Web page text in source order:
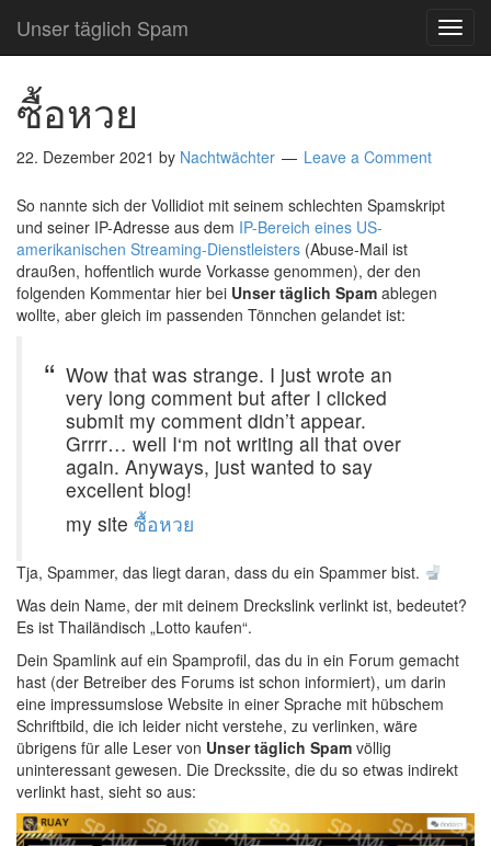
Unser täglich Spam
ซื้อหวย
22. Dezember 2021 by Nachtwächter Leave a Comment
So nannte sich der Vollidiot mit seinem schlechten Spamskript
und seiner IP-Adresse aus dem IP-Bereich eines US-
amerikanischen Streaming-Dienstleisters (Abuse-Mail ist
draußen, hoffentlich wurde Vorkasse genommen), der den
folgenden Kommentar hier bei Unser täglich Spam ablegen
wollte, aber gleich im passenden Tönnchen gelandet ist:
Wow that was strange. I just wrote an
very long comment but after I clicked
submit my comment didn’t appear.
Grrrr… well I‘m not writing all that over
again. Anyways, just wanted to say
excellent blog!
my site ซื้อหวย
Tja, Spammer, das liegt daran, dass du ein Spammer bist.
Was dein Name, der mit deinem Dreckslink verlinkt ist, bedeutet?
Es ist Thailändisch „Lotto kaufen“.
Dein Spamlink auf ein Spamprofil, das du in ein Forum gemacht
hast (der Betreiber des Forums ist schon informiert), um darin
eine impressumslose Website in einer Sprache mit hübschem
Schriftbild, die ich leider nicht verstehe, zu verlinken, wäre
übrigens für alle Leser von Unser täglich Spam völlig
uninteressant gewesen. Die Dreckssite, die du so etwas indirekt
verlinkt hast, sieht so aus: